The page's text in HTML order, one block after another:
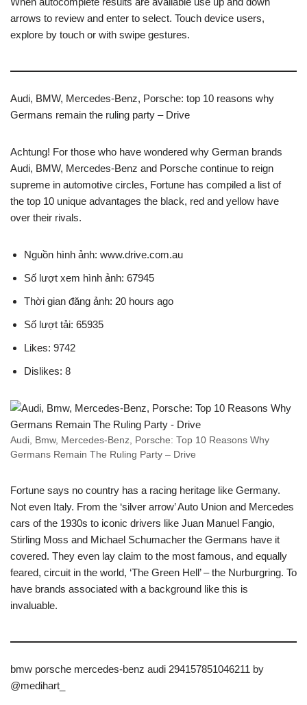
arrows to review and enter to select. Touch device users,
explore by touch or with swipe gestures.
Audi, BMW, Mercedes-Benz, Porsche: top 10 reasons why
Germans remain the ruling party – Drive
Achtung! For those who have wondered why German brands
Audi, BMW, Mercedes-Benz and Porsche continue to reign
supreme in automotive circles, Fortune has compiled a list of
the top 10 unique advantages the black, red and yellow have
over their rivals.
Nguồn hình ảnh: www.drive.com.au
Số lượt xem hình ảnh: 67945
Thời gian đăng ảnh: 20 hours ago
Số lượt tải: 65935
Likes: 9742
Dislikes: 8
Audi, Bmw, Mercedes-Benz, Porsche: Top 10 Reasons Why
Germans Remain The Ruling Party – Drive
Fortune says no country has a racing heritage like Germany.
Not even Italy. From the ‘silver arrow’ Auto Union and Mercedes
cars of the 1930s to iconic drivers like Juan Manuel Fangio,
Stirling Moss and Michael Schumacher the Germans have it
covered. They even lay claim to the most famous, and equally
feared, circuit in the world, ‘The Green Hell’ – the Nurburgring. To
have brands associated with a background like this is
invaluable.
bmw porsche mercedes-benz audi 294157851046211 by
@medihart_